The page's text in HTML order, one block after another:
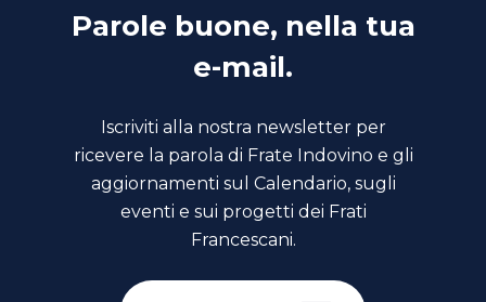
Parole buone, nella tua
e-mail.
Iscriviti alla nostra newsletter per
ricevere la parola di Frate Indovino e gli
aggiornamenti sul Calendario, sugli
eventi e sui progetti dei Frati
Francescani.